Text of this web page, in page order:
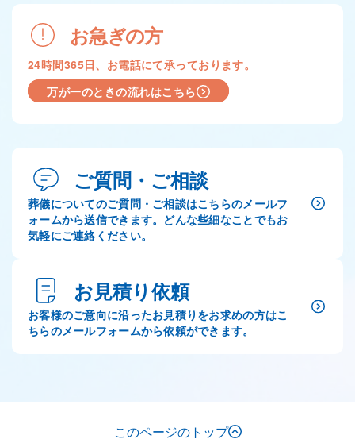
お急ぎの方
24時間365日、お電話にて承っております。
万が一のときの流れはこちら
ご質問・ご相談
葬儀についてのご質問・ご相談はこちらのメールフ
ォームから送信できます。どんな些細なことでもお
気軽にご連絡ください。
お見積り依頼
お客様のご意向に沿ったお見積りをお求めの方はこ
ちらのメールフォームから依頼ができます。
このページのトップ